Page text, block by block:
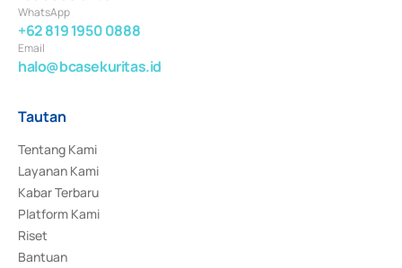
WhatsApp
+62 819 1950 0888
Email
halo@bcasekuritas.id
Tautan
Tentang Kami
Layanan Kami
Kabar Terbaru
Platform Kami
Riset
Bantuan